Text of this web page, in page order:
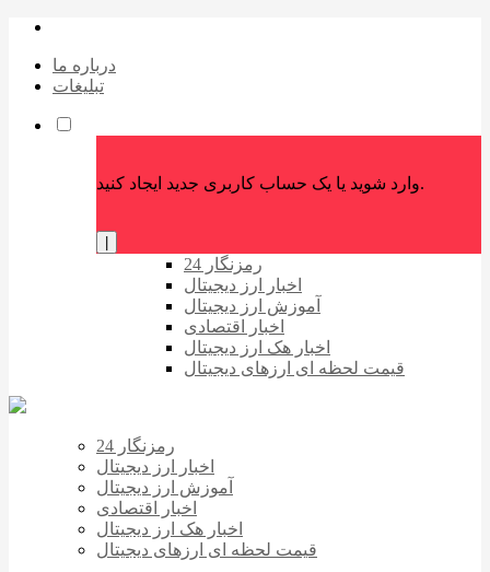
درباره ما
تبلیغات
وارد شوید یا یک حساب کاربری جدید ایجاد کنید.
رمزنگار 24
اخبار ارز دیجیتال
آموزش ارز دیجیتال
اخبار اقتصادی
اخبار هک ارز دیجیتال
قیمت لحظه ای ارزهای دیجیتال
رمزنگار 24
اخبار ارز دیجیتال
آموزش ارز دیجیتال
اخبار اقتصادی
اخبار هک ارز دیجیتال
قیمت لحظه ای ارزهای دیجیتال